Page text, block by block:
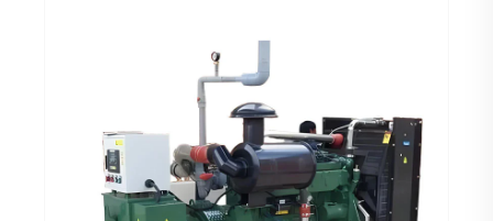
What Should You Know Before Choosing a
Biogas Generator?